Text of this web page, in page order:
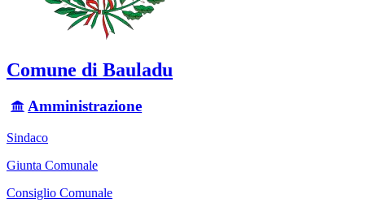
Comune di Bauladu
Amministrazione
Sindaco
Giunta Comunale
Consiglio Comunale